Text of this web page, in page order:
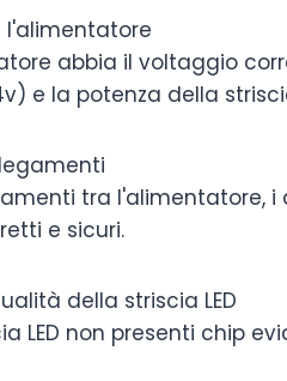
l'alimentatore
abbia il voltaggio
e la potenza della
tra l'alimentatore, i
e sicuri.
della striscia LED
LED non presenti chip